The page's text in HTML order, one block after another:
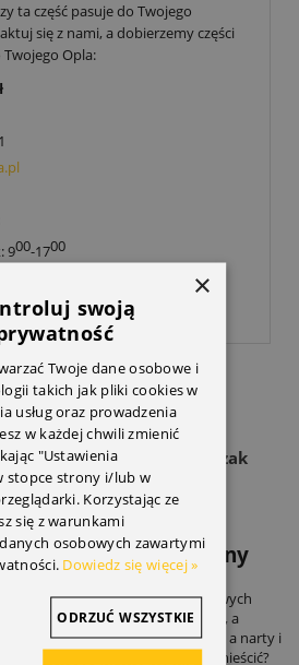
ta część pasuje do Twojego
się z nami, a dobierzemy części
Opla:
900-1700
przestrzenią! Odkryj Wieszak
Hanger
Sprawdź jak
rozwiązuje powszechny
sportów.
rowerowych czy sportów zimowych
adrenalina po treningu mija, a
Rower czeka na kolejną trasę, a narty i
Gdzie to wszystko pomieścić?
×
swoją
Twoje dane osobowe i
takich jak pliki cookies w
usług oraz prowadzenia
w każdej chwili zmienić
"Ustawienia
stopce strony i/lub w
Korzystając ze
się z warunkami
osobowych zawartymi
Dowiedz się więcej »
ODRZUĆ WSZYSTKIE